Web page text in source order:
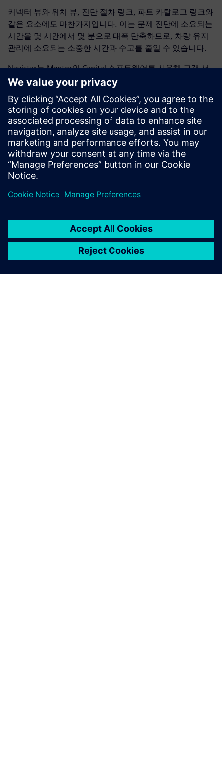
커넥터 뷰와 위치 뷰, 진단 절차 링크, 파트 카탈로그 링크와
같은 요소에도 마찬가지입니다. 이는 문제 진단에 소요되는
시간을 몇 시간에서 몇 분으로 대폭 단축하므로, 차량 유지
관리에 소요되는 소중한 시간과 수고를 줄일 수 있습니다.
Navistar는 Mentor의 Capital 소프트웨어를 사용해 고객 서
비스 문서 작성 및 서비스 기술자의 문제 해결 경험을 혁신
판매처에서는 Mentor의 완전
히 통합된 스키메틱을 활용해
전기 시스템을 신속히 찾고 이
해할 수 있습니다.